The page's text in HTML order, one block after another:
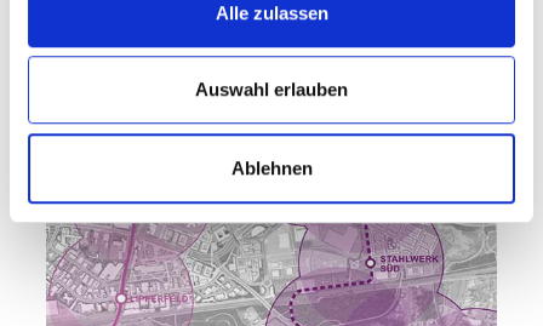
Alle zulassen
Auswahl erlauben
Ablehnen